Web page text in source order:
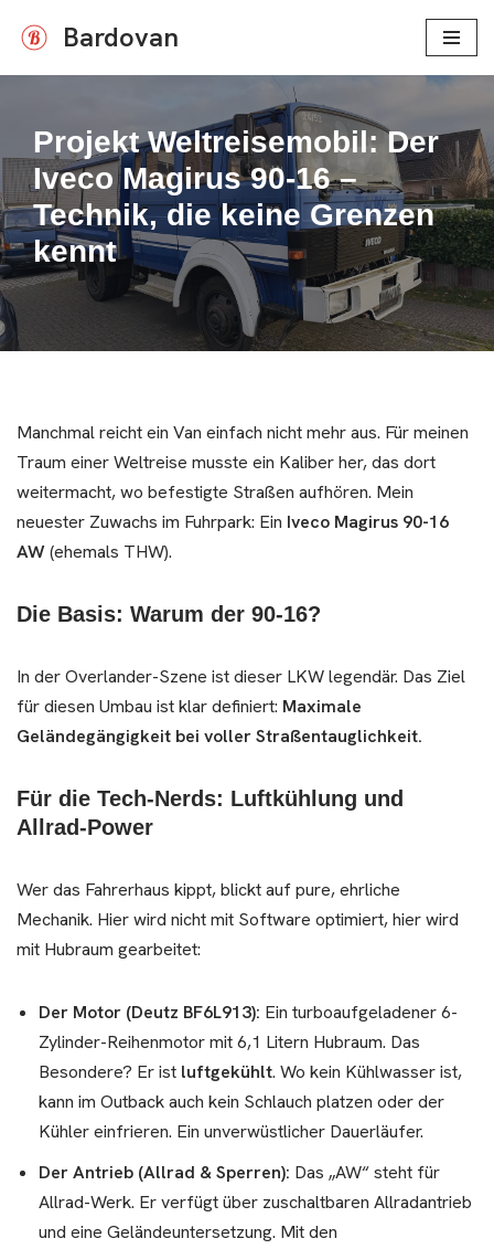
Bardovan
Projekt Weltreisemobil: Der
Iveco Magirus 90-16 –
Technik, die keine Grenzen
kennt
Manchmal reicht ein Van einfach nicht mehr aus. Für meinen
Traum einer Weltreise musste ein Kaliber her, das dort
weitermacht, wo befestigte Straßen aufhören. Mein
neuester Zuwachs im Fuhrpark: Ein Iveco Magirus 90-16
AW(ehemals THW).
Die Basis: Warum der 90-16?
In der Overlander-Szene ist dieser LKW legendär. Das Ziel
für diesen Umbau ist klar definiert: Maximale
Geländegängigkeit bei voller Straßentauglichkeit.
Für die Tech-Nerds: Luftkühlung und
Allrad-Power
Wer das Fahrerhaus kippt, blickt auf pure, ehrliche
Mechanik. Hier wird nicht mit Software optimiert, hier wird
mit Hubraum gearbeitet:
Der Motor (Deutz BF6L913): Ein turboaufgeladener 6-
Zylinder-Reihenmotor mit 6,1 Litern Hubraum. Das
Besondere? Er ist luftgekühlt. Wo kein Kühlwasser ist,
kann im Outback auch kein Schlauch platzen oder der
Kühler einfrieren. Ein unverwüstlicher Dauerläufer.
Der Antrieb (Allrad & Sperren): Das „AW“ steht für
Allrad-Werk. Er verfügt über zuschaltbaren Allradantrieb
und eine Geländeuntersetzung. Mit den